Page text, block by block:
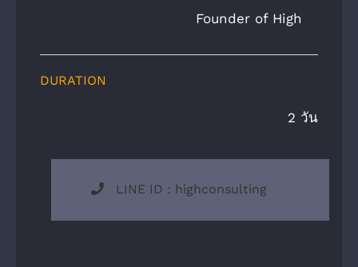
Founder of High
DURATION
2 วัน
LINE ID : highconsulting